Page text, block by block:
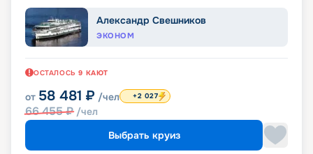
Александр Свешников
ЭКОНОМ
ОСТАЛОСЬ 9 КАЮТ
от 58 481 ₽ /чел
66 455₽ /чел
+2 027
Выбрать круиз